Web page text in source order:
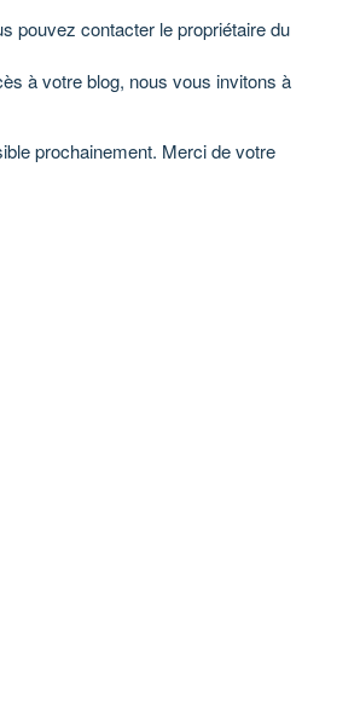
pouvez contacter le propriétaire du
à votre blog, nous vous invitons à
prochainement. Merci de votre